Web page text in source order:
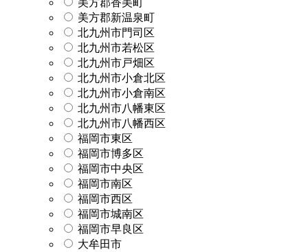
美方郡新温泉町
北九州市門司区
北九州市若松区
北九州市戸畑区
北九州市小倉北区
北九州市小倉南区
北九州市八幡東区
北九州市八幡西区
福岡市東区
福岡市博多区
福岡市中央区
福岡市南区
福岡市西区
福岡市城南区
福岡市早良区
大牟田市